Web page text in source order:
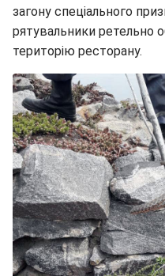
загону спеціального
рятувальники ретельно
територію ресторану.